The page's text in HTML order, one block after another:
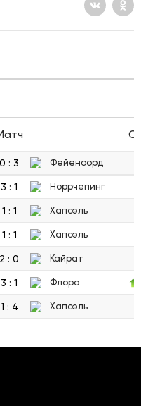
0 : 3 Фейеноорд
3 : 1 Норрчепинг
1 : 1 Хапоэль
1 : 1 Хапоэль
2 : 0 Кайрат
3 : 1 Флора
1 : 4 Хапоэль